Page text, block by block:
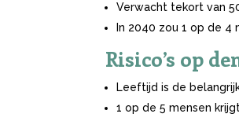
Verwacht tekort van
In 2040 zou 1 op de
Risico’s op
Leeftijd is de
1 op de 5 mensen